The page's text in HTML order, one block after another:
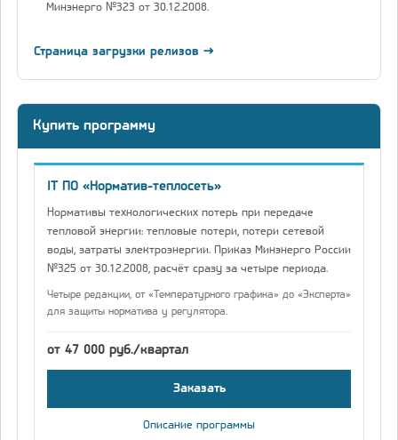
Минэнерго №323 от 30.12.2008.
Страница загрузки релизов →
Купить программу
IT ПО «Норматив-теплосеть»
Нормативы технологических потерь при передаче
тепловой энергии: тепловые потери, потери сетевой
воды, затраты электроэнергии. Приказ Минэнерго России
№325 от 30.12.2008, расчёт сразу за четыре периода.
Четыре редакции, от «Температурного графика» до «Эксперта»
для защиты норматива у регулятора.
от 47 000 руб./квартал
Заказать
Описание программы